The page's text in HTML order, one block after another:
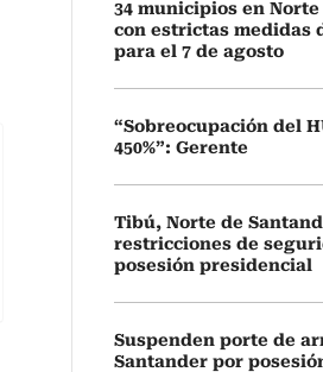
34 municipios en
con estrictas medidas
para el 7 de agosto
“Sobreocupación del
450%”: Gerente
Tibú, Norte de
restricciones de
posesión presidencial
Suspenden porte de
Santander por